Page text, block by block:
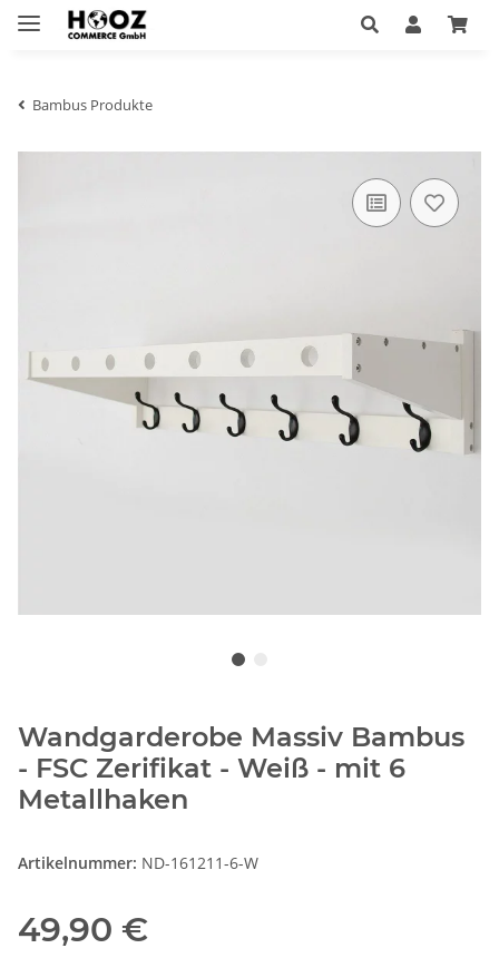
Bambus Produkte
Wandgarderobe Massiv Bambus
- FSC Zerifikat - Weiß - mit 6
Metallhaken
Artikelnummer: ND-161211-6-W
49,90 €